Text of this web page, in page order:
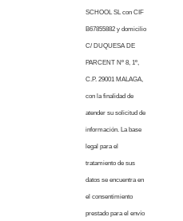
SCHOOL SL con CIF
B67855882 y domicilio
C/ DUQUESA DE
PARCENT Nº 8, 1º,
C.P. 29001 MALAGA,
con la finalidad de
atender su solicitud de
información. La base
legal para el
tratamiento de sus
datos se encuentra en
el consentimiento
prestado para el envío